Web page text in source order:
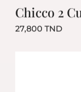
Chicco 2
27,800 TNDPrix